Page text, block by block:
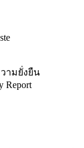
ามยั่งยืน
Report